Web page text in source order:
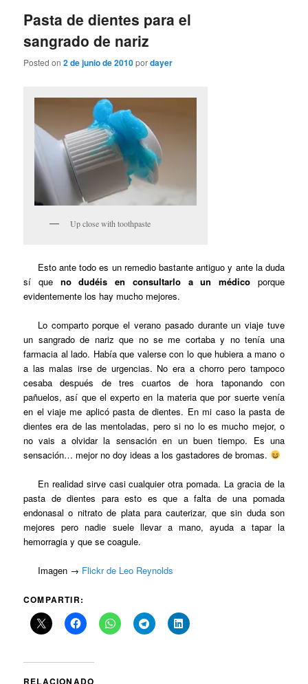
Pasta de dientes para el
sangrado de nariz
Posted on2 de junio de 2010pordayer
Up close with toothpaste
Esto ante todo es un remedio bastante antiguo y ante la duda
sí que no dudéis en consultarlo a un médico porque
evidentemente los hay mucho mejores.
Lo comparto porque el verano pasado durante un viaje tuve
un sangrado de nariz que no se me cortaba y no tenía una
farmacia al lado. Había que valerse con lo que hubiera a mano o
a las malas irse de urgencias. No era a chorro pero tampoco
cesaba después de tres cuartos de hora taponando con
pañuelos, así que el experto en la materia que por suerte venía
en el viaje me aplicó pasta de dientes. En mi caso la pasta de
dientes era de las mentoladas, pero si no lo es mucho mejor, o
no vais a olvidar la sensación en un buen tiempo. Es una
sensación… mejor no doy ideas a los gastadores de bromas.
En realidad sirve casi cualquier otra pomada. La gracia de la
pasta de dientes para esto es que a falta de una pomada
endonasal o nitrato de plata para cauterizar, que sin duda son
mejores pero nadie suele llevar a mano, ayuda a tapar la
hemorragia y que se coagule.
Imagen → Flickr de Leo Reynolds
COMPARTIR:
RELACIONADO